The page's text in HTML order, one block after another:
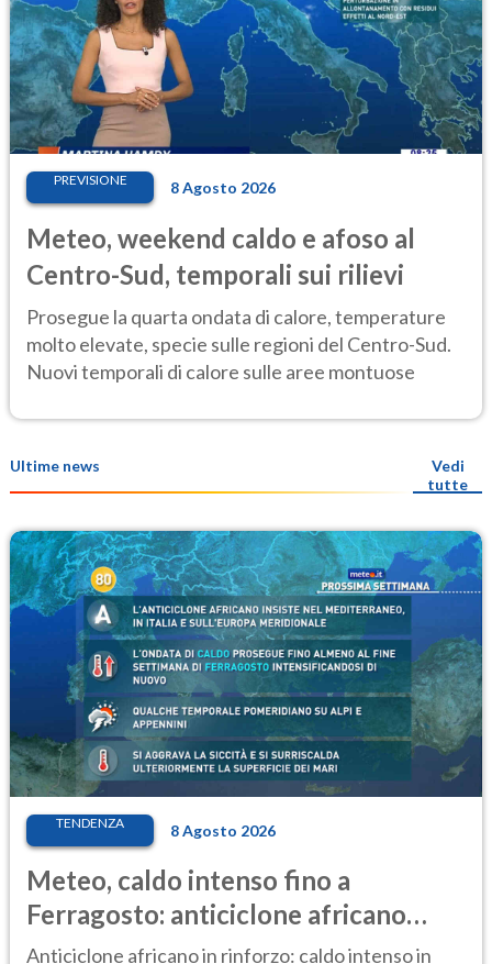
PREVISIONE 8 Agosto 2026
Meteo, weekend caldo e afoso al
Centro-Sud, temporali sui rilievi
Prosegue la quarta ondata di calore, temperature
molto elevate, specie sulle regioni del Centro-Sud.
Nuovi temporali di calore sulle aree montuose
Ultime news
Vedi
tutte
TENDENZA 8 Agosto 2026
Meteo, caldo intenso fino a
Ferragosto: anticiclone africano
ancora protagonista
Anticiclone africano in rinforzo: caldo intenso in